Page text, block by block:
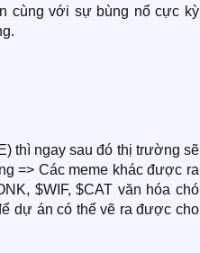
cùng với sự bùng nổ cực kỳ
thì ngay sau đó thị trường sẽ
=> Các meme khác được ra
$WIF, $CAT văn hóa chó
dự án có thể vẽ ra được cho